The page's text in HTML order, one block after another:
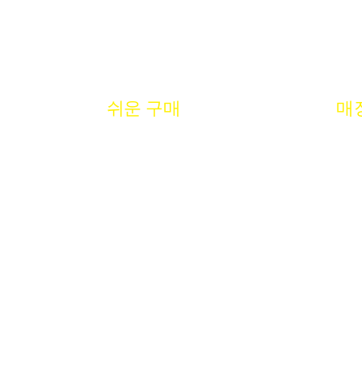
쉬운 구매 매